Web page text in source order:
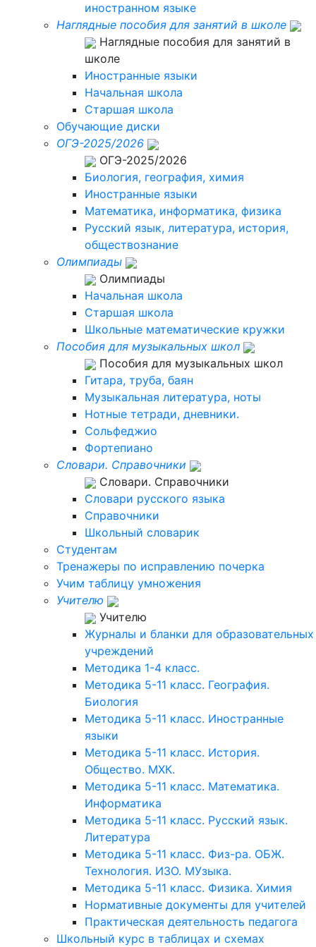
иностранном языке
Наглядные пособия для занятий в школе
Наглядные пособия для занятий в
школе
Иностранные языки
Начальная школа
Старшая школа
Обучающие диски
ОГЭ-2025/2026
ОГЭ-2025/2026
Биология, география, химия
Иностранные языки
Математика, информатика, физика
Русский язык, литература, история,
обществознание
Олимпиады
Олимпиады
Начальная школа
Старшая школа
Школьные математические кружки
Пособия для музыкальных школ
Пособия для музыкальных школ
Гитара, труба, баян
Музыкальная литература, ноты
Нотные тетради, дневники.
Сольфеджио
Фортепиано
Словари. Справочники
Словари. Справочники
Словари русского языка
Справочники
Школьный словарик
Студентам
Тренажеры по исправлению почерка
Учим таблицу умножения
Учителю
Учителю
Журналы и бланки для образовательных
учреждений
Методика 1-4 класс.
Методика 5-11 класс. География.
Биология
Методика 5-11 класс. Иностранные
языки
Методика 5-11 класс. История.
Общество. МХК.
Методика 5-11 класс. Математика.
Информатика
Методика 5-11 класс. Русский язык.
Литература
Методика 5-11 класс. Физ-ра. ОБЖ.
Технология. ИЗО. МУзыка.
Методика 5-11 класс. Физика. Химия
Нормативные документы для учителей
Практическая деятельность педагога
Школьный курс в таблицах и схемах